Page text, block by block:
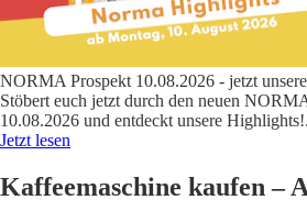
NORMA Prospekt 10.08.2026 - jetzt
Stöbert euch jetzt durch den neuen
10.08.2026 und entdeckt unsere Highlights!
Jetzt lesen
Kaffeemaschine kaufen –